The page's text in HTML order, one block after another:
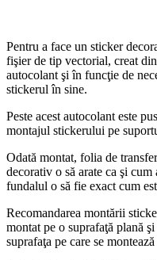
Pentru a face un sticker
fişier de tip vectorial, creat
autocolant şi în funcţie de
stickerul în sine.
Peste acest autocolant este
montajul stickerului pe
Odată montat, folia de
decorativ o să arate ca şi
fundalul o să fie exact cum
Recomandarea montării
montat pe o suprafaţă plană
suprafaţa pe care se